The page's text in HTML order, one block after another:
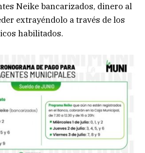
Neike bancarizados, dinero al
extrayéndolo a través de los
habilitados.